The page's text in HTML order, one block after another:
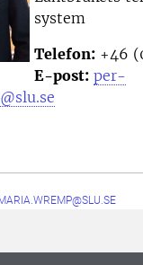
system
Telefon: +46
E-post: per-